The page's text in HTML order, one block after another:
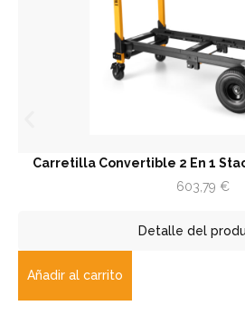
Convertible 2 En 1 StackTech®
Detalle del producto
al carrito